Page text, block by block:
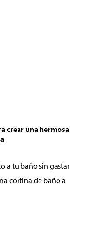
crear una hermosa
a tu baño sin gastar
cortina de baño a